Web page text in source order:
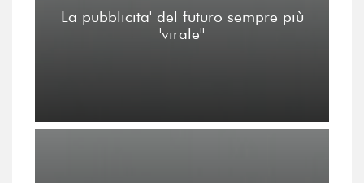
La pubblicita' del futuro sempre più
'virale''